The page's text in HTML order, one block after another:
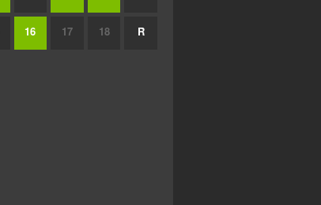
16 17 18 R